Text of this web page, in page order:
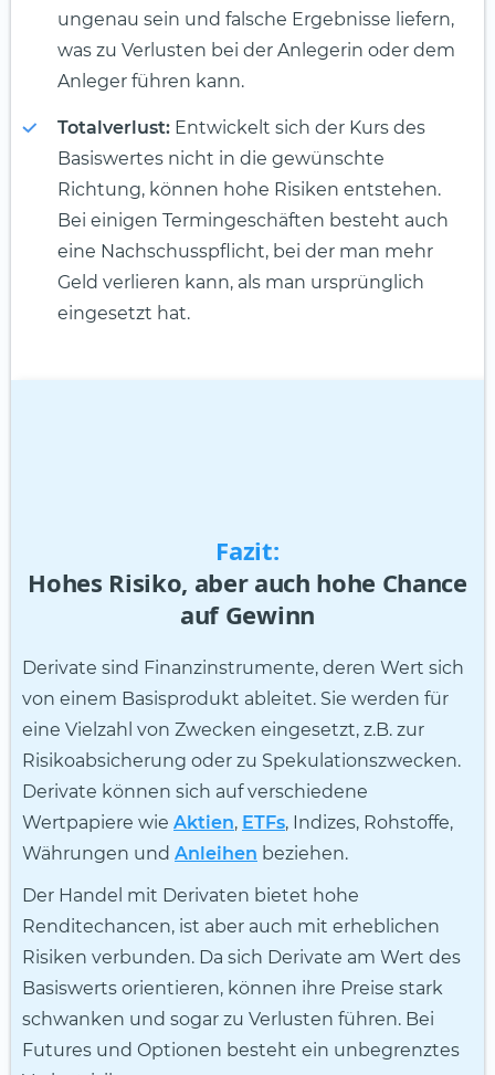
ungenau sein und falsche Ergebnisse liefern,
was zu Verlusten bei der Anlegerin oder dem
Anleger führen kann.
Totalverlust: Entwickelt sich der Kurs des
Basiswertes nicht in die gewünschte
Richtung, können hohe Risiken entstehen.
Bei einigen Termingeschäften besteht auch
eine Nachschusspflicht, bei der man mehr
Geld verlieren kann, als man ursprünglich
eingesetzt hat.
Fazit:
Hohes Risiko, aber auch hohe Chance
auf Gewinn
Derivate sind Finanzinstrumente, deren Wert sich
von einem Basisprodukt ableitet. Sie werden für
eine Vielzahl von Zwecken eingesetzt, z.B. zur
Risikoabsicherung oder zu Spekulationszwecken.
Derivate können sich auf verschiedene
Wertpapiere wie Aktien, ETFs, Indizes, Rohstoffe,
Währungen und Anleihen beziehen.
Der Handel mit Derivaten bietet hohe
Renditechancen, ist aber auch mit erheblichen
Risiken verbunden. Da sich Derivate am Wert des
Basiswerts orientieren, können ihre Preise stark
schwanken und sogar zu Verlusten führen. Bei
Futures und Optionen besteht ein unbegrenztes